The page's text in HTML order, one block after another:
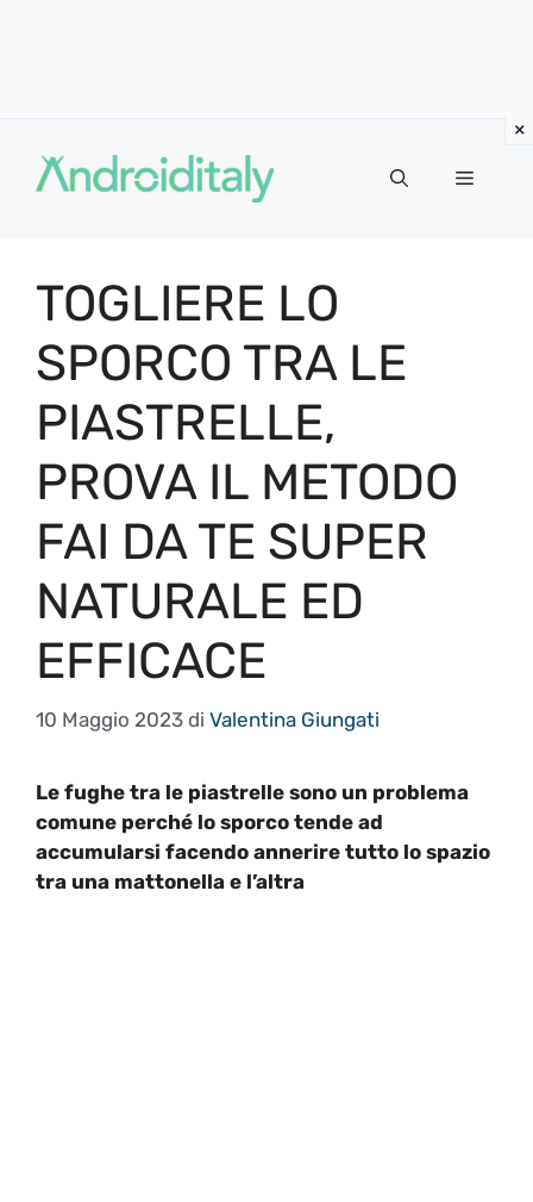
contenuto
MENU
TOGLIERE LO
SPORCO TRA LE
PIASTRELLE,
PROVA IL METODO
FAI DA TE SUPER
NATURALE ED
EFFICACE
10 Maggio 2023 di Valentina Giungati
Le fughe tra le piastrelle sono un problema
comune perché lo sporco tende ad
accumularsi facendo annerire tutto lo spazio
tra una mattonella e l’altra